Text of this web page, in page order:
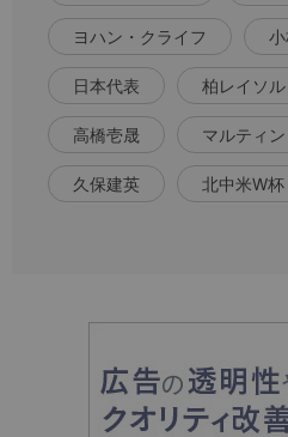
ヨハン・クライフ
日本代表 柏レイソル
高橋壱晟 マルティ
久保建英 北中米W杯